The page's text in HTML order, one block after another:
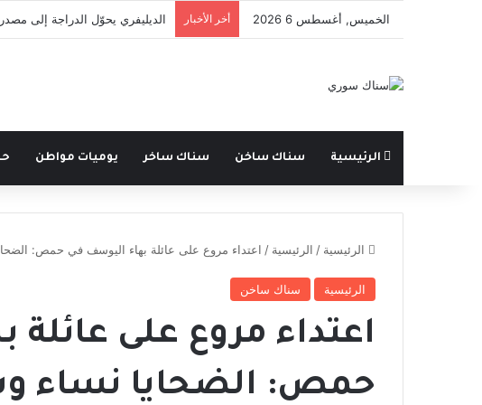
الخميس, أغسطس 6 2026 أخر الأخبار الديليفري يحوّل الدراجة إلى
الرئيسية سناك ساخن سناك ساخر يوميات مواطن
الرئيسية / الرئيسية / اعتداء مروع على عائلة بهاء اليوسف في حمص:
الرئيسية سناك ساخن
اعتداء مروع على
حمص: الضحايا نساء